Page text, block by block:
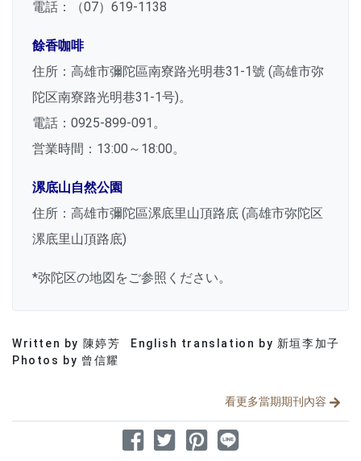
電話：（07） 619-1138
餘香咖啡
住所：高雄市彌陀區南寮路光明巷31-1號 (高雄市弥
陀区南寮路光明巷31-1号)。
電話： 0925-899-091 。
営業時間： 13:00 ～ 18:00。
漯底山自然公園
住所：高雄市彌陀區漯底里山頂路底 (高雄市弥陀区
漯底里山頂路底)
*弥陀区の地図をご参照ください。
Written by 陳婷芳
English translation by 新垣李加子
Photos by 曾信耀
看更多當期期刊內容
分享文章
分享到 Facebook
分享到 Twitter
分享到 Pinterest
分享到 Line